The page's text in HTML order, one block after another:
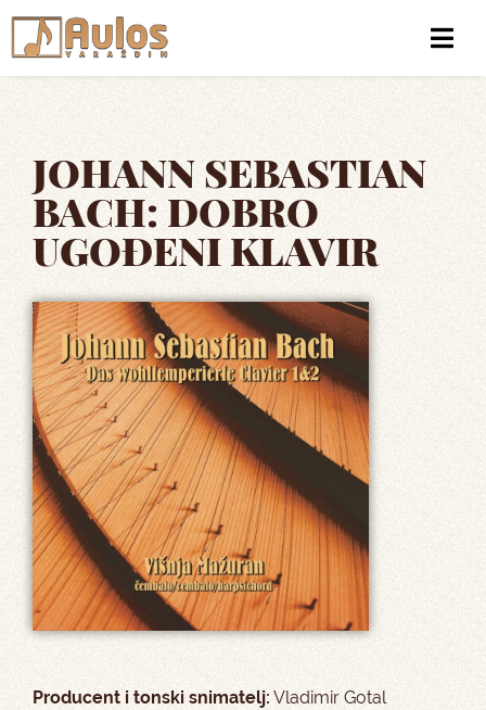
JOHANN SEBASTIAN
BACH: DOBRO
UGOĐENI KLAVIR
Producent i tonski snimatelj: Vladimir Gotal